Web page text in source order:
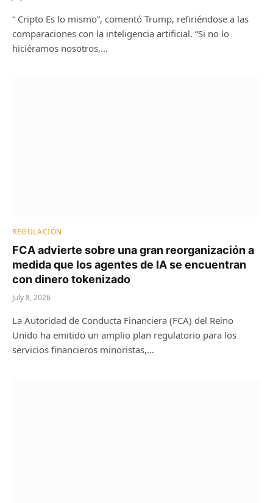
“ Cripto Es lo mismo”, comentó Trump, refiriéndose a las
comparaciones con la inteligencia artificial. “Si no lo
hiciéramos nosotros,…
REGULACIÓN
FCA advierte sobre una gran reorganización a
medida que los agentes de IA se encuentran
con dinero tokenizado
July 8, 2026
La Autoridad de Conducta Financiera (FCA) del Reino
Unido ha emitido un amplio plan regulatorio para los
servicios financieros minoristas,…